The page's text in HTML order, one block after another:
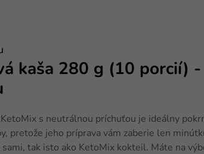
kaša 280 g (10 porcií)
s neutrálnou príchuťou je ideálny
pretože jeho príprava vám zaberie len
tak isto ako KetoMix kokteil. Máte na